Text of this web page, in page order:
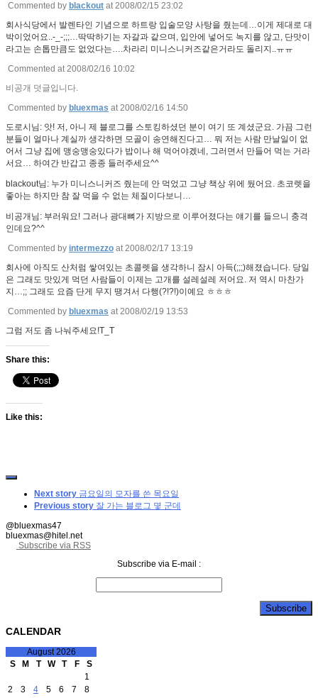
Commented by blackout at 2008/02/15 23:02
회사식당에서 발렌타인 기념으로 하트랑 입술모양 사탕을 줬는데…이게 제대로 대
박이었어요..-_-;;;…딱딱하기는 자갈과 같으며, 입안에 넣어도 녹지를 않고, 단맛이
라고는 손톱만큼도 없었다는….차라리 미니스니커즈같은거라도 돌리지..ㅠㅠ
Commented at 2008/02/16 10:02
비공개 덧글입니다.
Commented by bluexmas at 2008/02/16 14:50
도로시님: 앗! 저, 아니 제 블로그를 스토킹하셨던 분이 여기 또 계셨군요. 가끔 그런
분들이 얼마나 계실까 생각하면 모골이 송연해진다고… 뭐 저는 사람 만날일이 없
어서 그냥 집에 맹숭맹숭있다가 밥이나 해 먹어야겠네, 그러면서 만들어 먹는 거라
서요… 하여간 반갑고 종종 들러주세요^^
blackout님: 누가 미니스니커즈 줬는데 안 먹었고 그냥 책상 위에 뒀어요. 초코렛을
좋아는 하지만 참 잘 먹을 수 없는 체질이다보니…
비공개님: 부러워요! 그러나 광대뼈가 지방으로 이루어졌다는 얘기를 들으니 충격
인데요?^^
Commented by intermezzo at 2008/02/17 13:19
회사에 아직도 산처럼 쌓여있는 초콜렛을 생각하니 잠시 아득(;;;)해졌습니다. 당일
은 그래도 맛있게 먹던 사람들이 이제는 고개를 설레설레 저어요. 저 역시 마찬가
지…;; 그래도 요즘 단게 무지 땡겨서 다행(?!?!)이예요 ㅎㅎㅎ
Commented by bluexmas at 2008/02/19 13:53
그럼 저도 좀 나눠주세요!T_T
Share this:
Like this:
Next story 금요일의 모자를 쓴 목요일
Previous story 잘 가는 블로그 몇 군데
@bluexmas47
bluexmas@hitel.net
Subscribe via RSS
Subscribe via E-mail :
CALENDAR
August 2026
S
M T W T F
S
1
2
3 4 5 6 7
8